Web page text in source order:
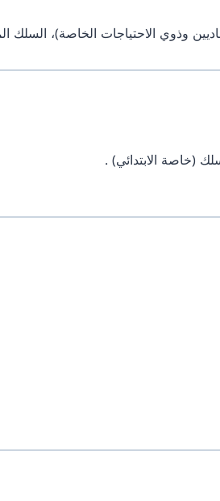
وذوي الاحتياجات الخاصة)، السلك
(خاصة الابتدائي).